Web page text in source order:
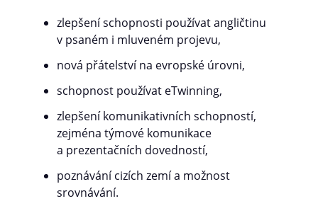
zlepšení schopnosti používat angličtinu
v psaném i mluveném projevu,
nová přátelství na evropské úrovni,
schopnost používat eTwinning,
zlepšení komunikativních schopností,
zejména týmové komunikace
a prezentačních dovedností,
poznávání cizích zemí a možnost
srovnávání.